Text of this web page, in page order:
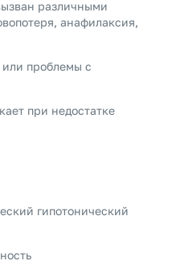
различными
анафилаксия,
проблемы с
при недостатке
гипотонический